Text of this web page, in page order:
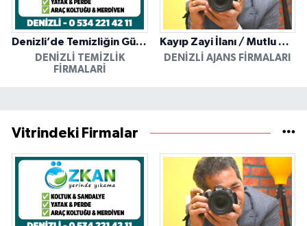
Denizli’de Temizliğin Güvenilir Adresi: Özkan Yerinde Yıkama
DENIZLI TEMIZLIK
FIRMALARI
Kayıp Zayi İlanı / Mutlu Ajans / Denizli
DENIZLI AJANS FIRMALARI
Vitrindeki Firmalar